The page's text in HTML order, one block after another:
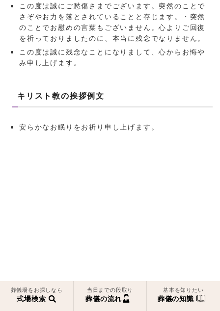
この度は誠にご愁傷さまでございます。突然のことで
さぞやお力を落とされていることと存じます。・突然
のことでお慰めの言葉もございません。心よりご回復
を祈っておりましたのに、本当に残念でなりません。
この度は誠に残念なことになりまして、心からお悔や
み申し上げます。
キリスト教の挨拶例文
安らかなお眠りをお祈り申し上げます。
葬儀場をお探しなら
式場検索
当日までの段取り
葬儀の流れ
基本を知りたい
葬儀の知識